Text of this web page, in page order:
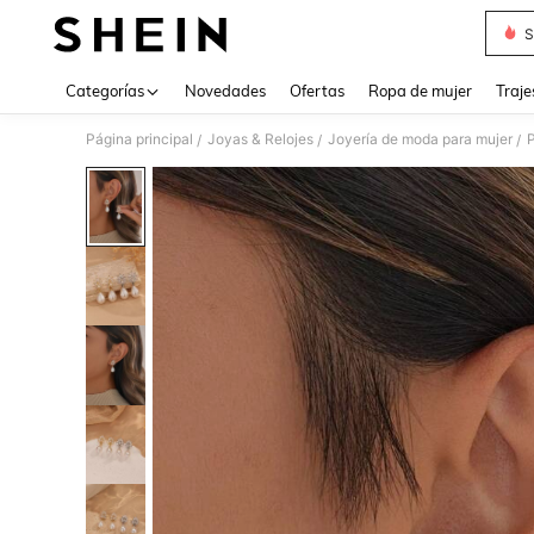
Categorías Novedades Ofertas Ropa de mujer
Página principal / Joyas & Relojes / Joyería de moda para mujer /